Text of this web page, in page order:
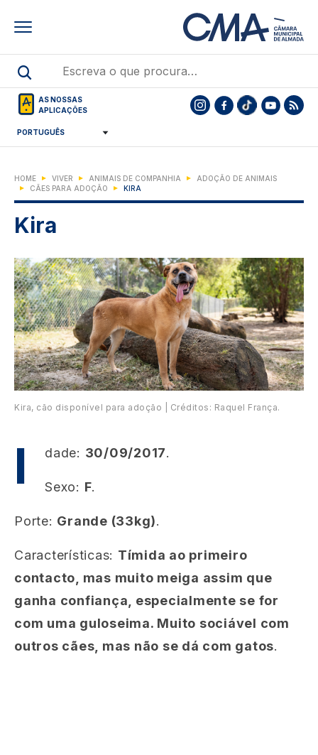
AS NOSSAS
APLICAÇÕES
HOME VIVER ANIMAIS DE COMPANHIA
ADOÇÃO DE ANIMAIS
CÃES PARA ADOÇÃO
KIRA
Kira
Kira, cão disponível para adoção | Créditos: Raquel França.
I dade: 30/09/2017.
Sexo: F.
Porte: Grande (33kg).
Características: Tímida ao primeiro
contacto, mas muito meiga assim que
ganha confiança, especialmente se for
com uma guloseima. Muito sociável com
outros cães, mas não se dá com gatos.